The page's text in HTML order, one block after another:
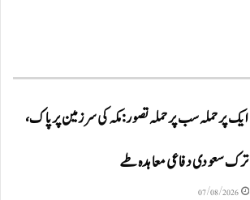
ایک پر حملہ سب پر حملہ تصور: مکہ کی سرزمین پر پاک،
ترک سعودی دفاعی معاہدہ طے
07/08/2026